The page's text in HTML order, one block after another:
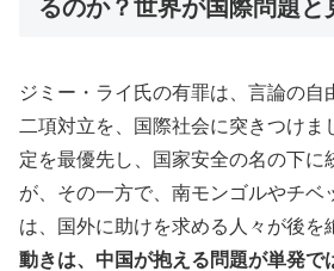
るのか？世界が国際問題と
ジミー・ライ氏の有罪は、言論の自
二項対立を、国際社会に突きつけま
定を最優先し、国家安全の名の下に
が、その一方で、南モンゴルやチベ
は、国外に助けを求める人々が後を
動きは、中国が抱える問題が単発で